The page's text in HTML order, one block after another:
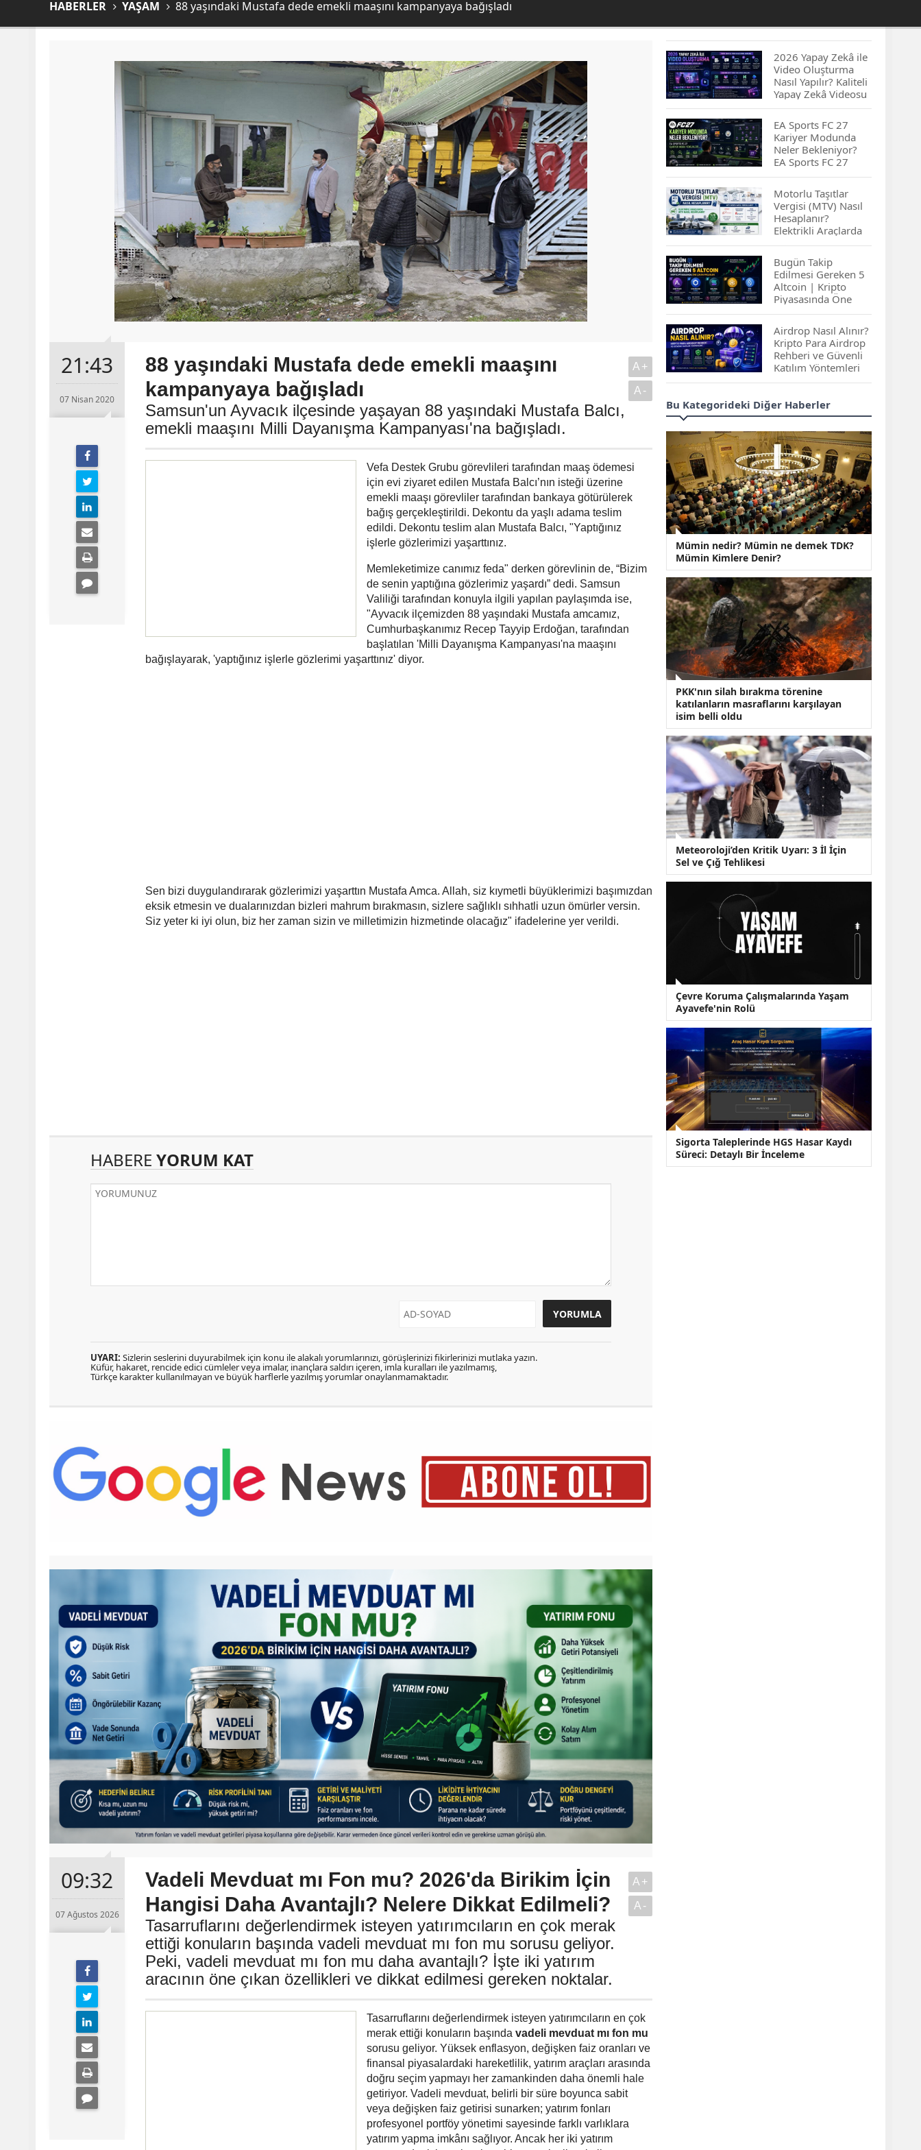
HABERLER YAŞAM 88 yaşındaki Mustafa dede emekli maaşını kampanyaya bağışladı
21:43
07 Nisan 2020
88 yaşındaki Mustafa dede emekli maaşını
kampanyaya bağışladı
Samsun'un Ayvacık ilçesinde yaşayan 88 yaşındaki Mustafa Balcı,
emekli maaşını Milli Dayanışma Kampanyası'na bağışladı.
A+
A-
Vefa Destek Grubu görevlileri tarafından maaş ödemesi
için evi ziyaret edilen Mustafa Balcı’nın isteği üzerine
emekli maaşı görevliler tarafından bankaya götürülerek
bağış gerçekleştirildi. Dekontu da yaşlı adama teslim
edildi. Dekontu teslim alan Mustafa Balcı, "Yaptığınız
işlerle gözlerimizi yaşarttınız.
Memleketimize canımız feda" derken görevlinin de, “Bizim
de senin yaptığına gözlerimiz yaşardı” dedi. Samsun
Valiliği tarafından konuyla ilgili yapılan paylaşımda ise,
"Ayvacık ilçemizden 88 yaşındaki Mustafa amcamız,
Cumhurbaşkanımız Recep Tayyip Erdoğan, tarafından
başlatılan 'Milli Dayanışma Kampanyası'na maaşını
bağışlayarak, 'yaptığınız işlerle gözlerimi yaşarttınız' diyor.
Sen bizi duygulandırarak gözlerimizi yaşarttın Mustafa Amca. Allah, siz kıymetli büyüklerimizi başımızdan
eksik etmesin ve dualarınızdan bizleri mahrum bırakmasın, sizlere sağlıklı sıhhatli uzun ömürler versin.
Siz yeter ki iyi olun, biz her zaman sizin ve milletimizin hizmetinde olacağız" ifadelerine yer verildi.
HABERE YORUM KAT
UYARI: Sizlerin seslerini duyurabilmek için konu ile alakalı yorumlarınızı, görüşlerinizi fikirlerinizi mutlaka yazın.
Küfür, hakaret, rencide edici cümleler veya imalar, inançlara saldırı içeren, imla kuralları ile yazılmamış,
Türkçe karakter kullanılmayan ve büyük harflerle yazılmış yorumlar onaylanmamaktadır.
09:32
07 Ağustos 2026
Vadeli Mevduat mı Fon mu? 2026'da Birikim İçin
Hangisi Daha Avantajlı? Nelere Dikkat Edilmeli?
Tasarruflarını değerlendirmek isteyen yatırımcıların en çok merak
ettiği konuların başında vadeli mevduat mı fon mu sorusu geliyor.
Peki, vadeli mevduat mı fon mu daha avantajlı? İşte iki yatırım
aracının öne çıkan özellikleri ve dikkat edilmesi gereken noktalar.
A+
A-
Tasarruflarını değerlendirmek isteyen yatırımcıların en çok
merak ettiği konuların başında vadeli mevduat mı fon mu
sorusu geliyor. Yüksek enflasyon, değişken faiz oranları ve
finansal piyasalardaki hareketlilik, yatırım araçları arasında
doğru seçim yapmayı her zamankinden daha önemli hale
getiriyor. Vadeli mevduat, belirli bir süre boyunca sabit
veya değişken faiz getirisi sunarken; yatırım fonları
profesyonel portföy yönetimi sayesinde farklı varlıklara
yatırım yapma imkânı sağlıyor. Ancak her iki yatırım
2026 Yapay Zekâ ile
Video Oluşturma
Nasıl Yapılır? Kaliteli
Yapay Zekâ Videosu
Hazırlamanın
İpuçları...
EA Sports FC 27
Kariyer Modunda
Neler Bekleniyor?
EA Sports FC 27
Kariyer Modu
Yenilikleri…
Motorlu Taşıtlar
Vergisi (MTV) Nasıl
Hesaplanır?
Elektrikli Araçlarda
MTV Nasıl
Hesaplanır? MTV
Borcu Nasıl
Sorgulanır?
Bugün Takip
Edilmesi Gereken 5
Altcoin | Kripto
Piyasasında Öne
Çıkan Projeler
Airdrop Nasıl Alınır?
Kripto Para Airdrop
Rehberi ve Güvenli
Katılım Yöntemleri
Spot ve Vadeli İşlem
Arasındaki Farklar |
İçin Daha Uygun?
ABD-İran Anlaşması
Sonrası Altın Rekora
Koştu, Petrol
Fiyatları Sert Düştü
Temmuz 2026 Maaş
Zammı Netleşiyor!
Memur, Emekli ve
Sosyal Yardımlarda
Yeni Oranlar
KOSGEB’den
KOBİ’lere Dev
Finansman Hamlesi:
36 Ay Vadeli 30
Milyon TL Destek
Emekli Maaşlarında
Temmuz Hesabı:
Zam Oranı ve Taban
Aylık İçin Yeni
Bu Kategorideki Diğer Haberler
Mümin nedir? Mümin ne demek TDK?
Mümin Kimlere Denir?
PKK'nın silah bırakma törenine
katılanların masraflarını karşılayan
isim belli oldu
Meteoroloji’den Kritik Uyarı: 3 İl İçin
Sel ve Çığ Tehlikesi
Çevre Koruma Çalışmalarında Yaşam
Ayavefe'nin Rolü
Sigorta Taleplerinde HGS Hasar Kaydı
Süreci: Detaylı Bir İnceleme